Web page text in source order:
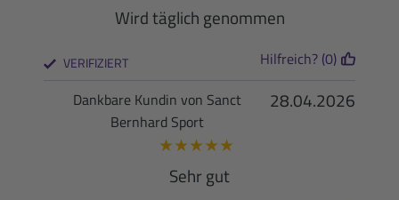
Wird täglich genommen
VERIFIZIERT Hilfreich? (0)
28.04.2026
Dankbare Kundin von Sanct
Bernhard Sport
★★★★★
Sehr gut